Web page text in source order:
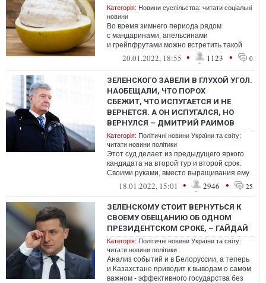
Категорія: Новини суспільства: читати соціальні
новини
Во время зимнего периода рядом
с мандаринами, апельсинами
и грейпфрутами можно встретить такой
экзотический фрукт как помело.
20.01.2022, 18:55 • 1123 • 0
ЗЕЛЕНСКОГО ЗАВЕЛИ В ГЛУХОЙ УГОЛ.
НАОБЕЩАЛИ, ЧТО ПОРОХ
СБЕЖИТ, ЧТО ИСПУГАЕТСЯ И НЕ
ВЕРНЕТСЯ. А ОН ИСПУГАЛСЯ, НО
ВЕРНУЛСЯ – ДМИТРИЙ РАИМОВ
Категорія: Політичні новини України та світу:
читати новини політики
Этот суд делает из предыдущего яркого
кандидата на второй тур и второй срок.
Своими руками, вместо выращивания ему
оппонентов на его поле, развала ком...
18.01.2022, 15:01 • 2946 • 25
ЗЕЛЕНСКОМУ СТОИТ ВЕРНУТЬСЯ К
СВОЕМУ ОБЕЩАНИЮ ОБ ОДНОМ
ПРЕЗИДЕНТСКОМ СРОКЕ, – ГАЙДАЙ
Категорія: Політичні новини України та світу:
читати новини політики
Анализ событий и в Белоруссии, а теперь
и Казахстане приводит к выводам о самом
важном - эффективного государства без